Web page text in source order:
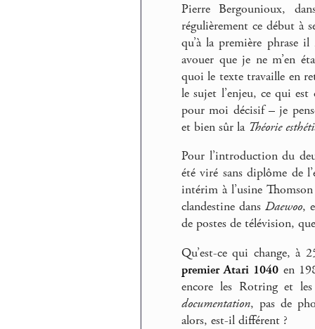
Pierre Bergounioux,
régulièrement ce début à
qu’à la première phrase
avouer que je ne m’en
quoi le texte travaille en
le sujet l’enjeu, ce qui
pour moi décisif – je
et bien sûr la Théorie
Pour l’introduction du
été viré sans diplôme de
intérim à l’usine
clandestine dansDaewoo,
de postes de télévision,
Qu’est-ce qui change, à
premier Atari 1040en
encore les Rotring et
documentation, pas de
alors, est-il différent ?